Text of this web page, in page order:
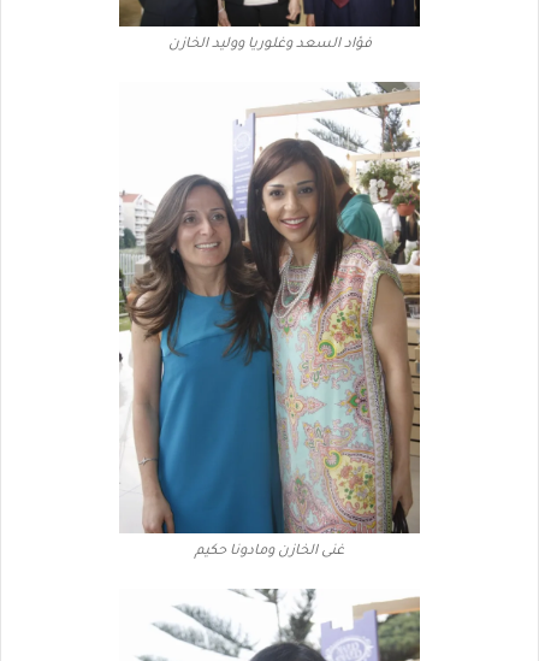
فؤاد السعد وغلوريا ووليد الخازن
غنى الخازن ومادونا حكيم